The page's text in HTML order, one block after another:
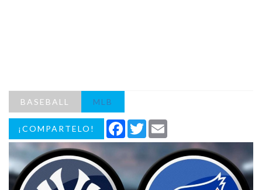
BASEBALL MLB
¡COMPARTELO! Facebook
Twitter